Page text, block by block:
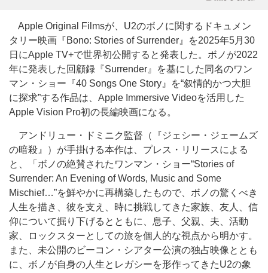
Apple Original Filmsが、U2のボノに関するドキュメン
タリー映画『Bono: Stories of Surrender』を2025年5月30
日にApple TV+で世界初公開すると発表した。ボノが2022
年に発表した回顧録『Surrender』を基にした同名のワン
マン・ショー『40 Songs One Story』を“叙情的かつ大胆
に探求”する作品は、Apple Immersive Videoを活用した
Apple Vision Pro初の長編映画になる。
アンドリュー・ドミニク監督（『ジェシー・ジェームズ
の暗殺』）が手掛ける本作は、プレス・リリースによる
と、「ボノの絶賛されたワンマン・ショー“Stories of
Surrender: An Evening of Words, Music and Some
Mischief…”を鮮やかに再構築したもので、ボノの驚くべき
人生を描き、彼を支え、時に挑戦してきた家族、友人、信
仰について掘り下げるとともに、息子、父親、夫、活動
家、ロックスターとしての旅を個人的な視点から明かす。
また、未公開のビーコン・シアター公演の独占映像ととも
に、ボノが自身の人生とレガシーを形作ってきたU2の象